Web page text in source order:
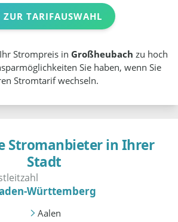
ZUR TARIFAUSWAHL
Strompreis in Großheubach zu hoch
Sie haben, wenn Sie
Stromtarif wechseln.
Stromanbieter in Ihrer
Stadt
Württemberg
Aalen